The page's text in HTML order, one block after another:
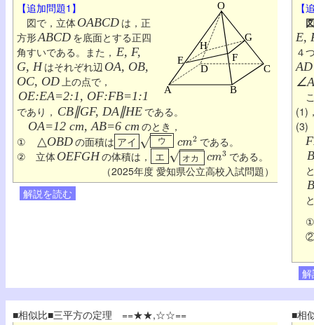
【追加問題1】
図で，立体OABCD は，正
方形ABCD を底面とする正四
角すいである。また， E, F,
G, H はそれぞれ辺 OA, OB,
OC, OD上の点で，
OE:EA=2:1, OF:FB=1:1
であり， CB∥GF, DA∥HE である。
OA=12 cm, AB=6 cm のとき，
①
△OBDの面積は アイ ウ 2である。
② 立体OEFGHの体積は， エ オカ
cm3である。
（2025年度 愛知県公立高校入試問題）
解説を読む
【
E,
４
(1)
B
■相似比■三平方の定理 ==★★,☆☆==
■相